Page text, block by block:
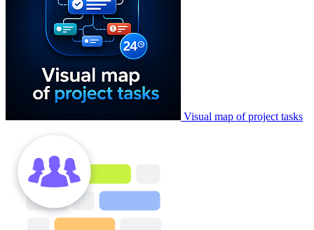
Visual map of project tasks